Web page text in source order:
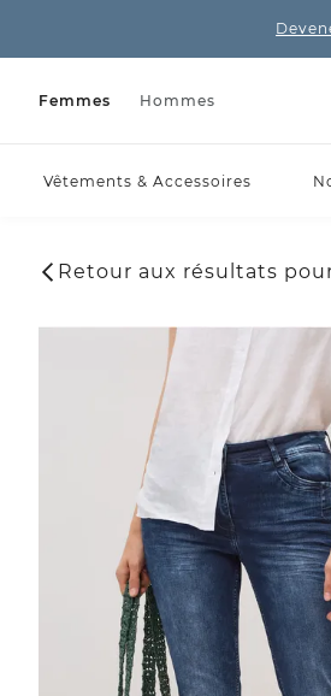
Femmes Hommes
Vêtements & Accessoires
Retour aux résultats